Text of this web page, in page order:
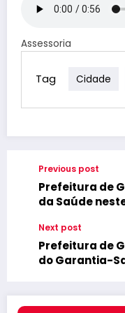
Assessoria
Tag Cidade
Previous post
Prefeitura de
da Saúde
Next post
Prefeitura de
do Garantia-